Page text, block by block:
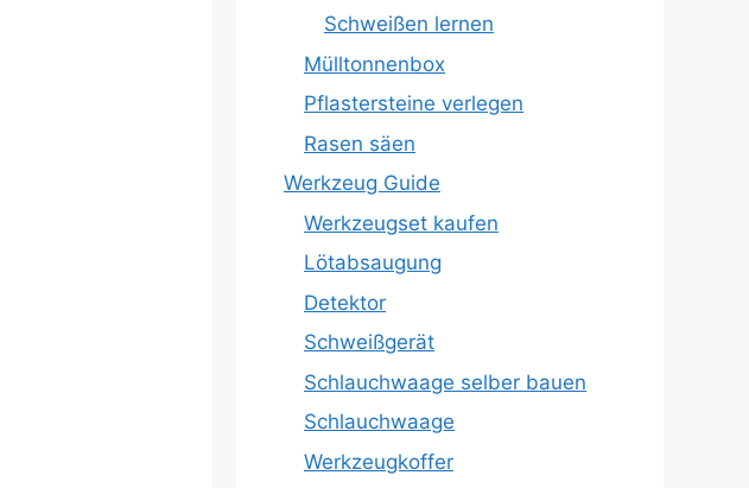
Schweißen lernen
Mülltonnenbox
Pflastersteine verlegen
Rasen säen
Werkzeug Guide
Werkzeugset kaufen
Lötabsaugung
Detektor
Schweißgerät
Schlauchwaage selber bauen
Schlauchwaage
Werkzeugkoffer